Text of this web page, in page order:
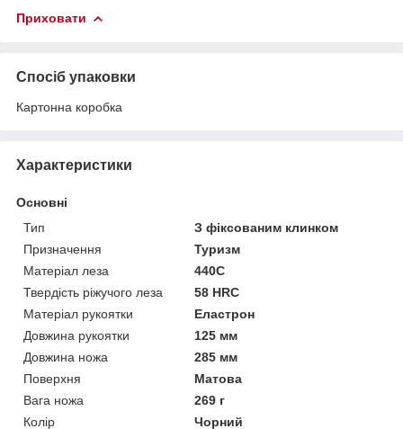
Приховати
Спосіб упаковки
Картонна коробка
Характеристики
Основні
Тип
З фіксованим клинком
Призначення
Туризм
Матеріал леза
440C
Твердість ріжучого леза
58 HRC
Матеріал рукоятки
Еластрон
Довжина рукоятки
125 мм
Довжина ножа
285 мм
Поверхня
Матова
Вага ножа
269 г
Колір
Чорний